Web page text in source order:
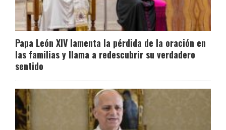
Papa León XIV lamenta la pérdida de la oración en
las familias y llama a redescubrir su verdadero
sentido